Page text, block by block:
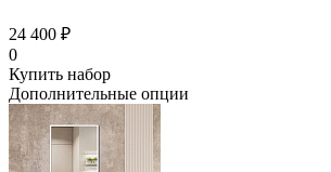
24 400 ₽
0
Купить набор
Дополнительные опции